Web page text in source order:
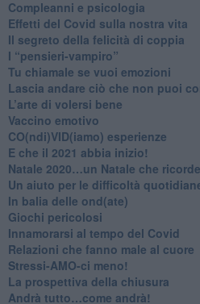
​Compleanni e psicologia
Effetti del Covid sulla nostra vita
Il segreto della felicità di coppia
​I “pensieri-vampiro”
​Tu chiamale se vuoi emozioni
​Lascia andare ciò che non puoi
L’arte di volersi bene
​Vaccino emotivo
CO(ndi)VID(iamo) esperienze
​E che il 2021 abbia inizio!
​Natale 2020…un Natale che
Un aiuto per le difficoltà
​In balia delle ond(ate)
Giochi pericolosi
Innamorarsi al tempo del Covid
​Relazioni che fanno male al cuore
​Stressi-AMO-ci meno!
​La prospettiva della chiusura
​Andrà tutto…come andrà!